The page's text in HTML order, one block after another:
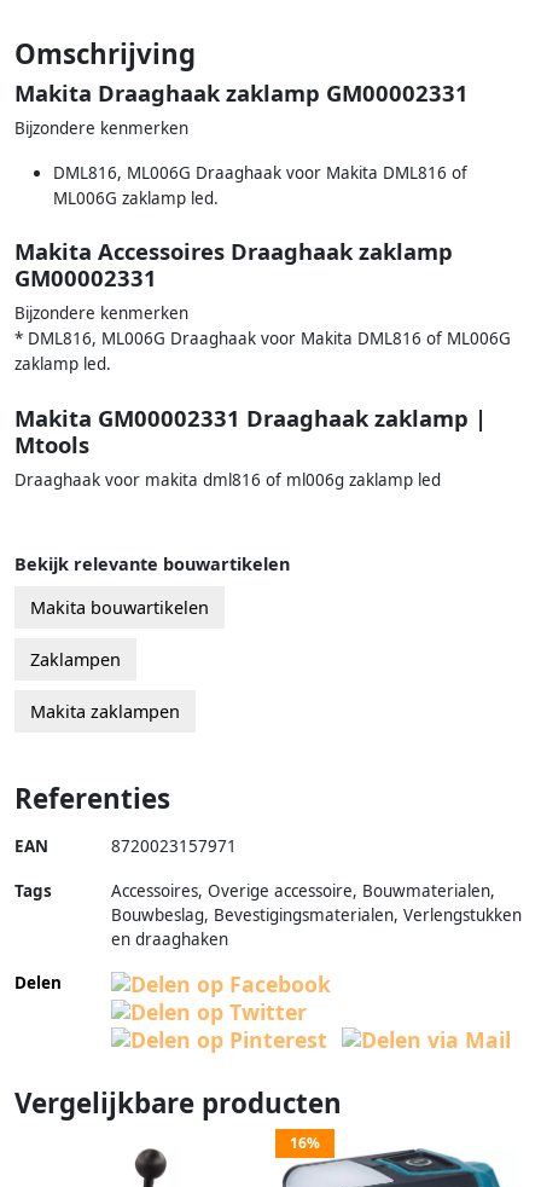
Omschrijving
Makita Draaghaak zaklamp GM00002331
Bijzondere kenmerken
DML816, ML006G Draaghaak voor Makita DML816 of
ML006G zaklamp led.
Makita Accessoires Draaghaak zaklamp
GM00002331
Bijzondere kenmerken
* DML816, ML006G Draaghaak voor Makita DML816 of ML006G
zaklamp led.
Makita GM00002331 Draaghaak zaklamp |
Mtools
Draaghaak voor makita dml816 of ml006g zaklamp led
Bekijk relevante bouwartikelen
Makita bouwartikelen
Zaklampen
Makita zaklampen
Referenties
EAN 8720023157971
Tags
Accessoires, Overige accessoire, Bouwmaterialen,
Bouwbeslag, Bevestigingsmaterialen, Verlengstukken
en draaghaken
Delen
Vergelijkbare producten
16%